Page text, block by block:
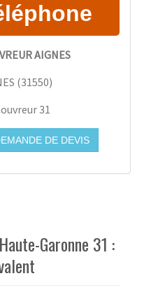
AIGNES
(31550)
31
DE DEVIS
Garonne 31 :